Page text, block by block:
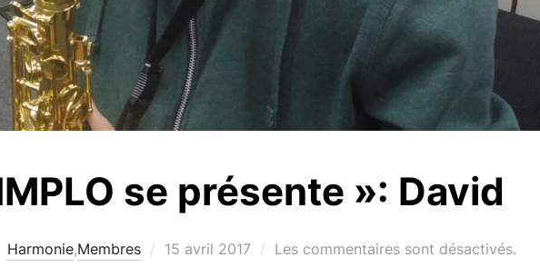
se présente »: David
Harmonie,Membres
Publié
15 avril 2017 Les commentaires sont désactivés.